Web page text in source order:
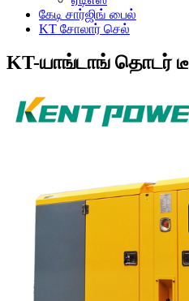
கேடி சார்ஜிங் பைல்
KT சோலார் செல்
KT-யாங்டாங் தொடர்